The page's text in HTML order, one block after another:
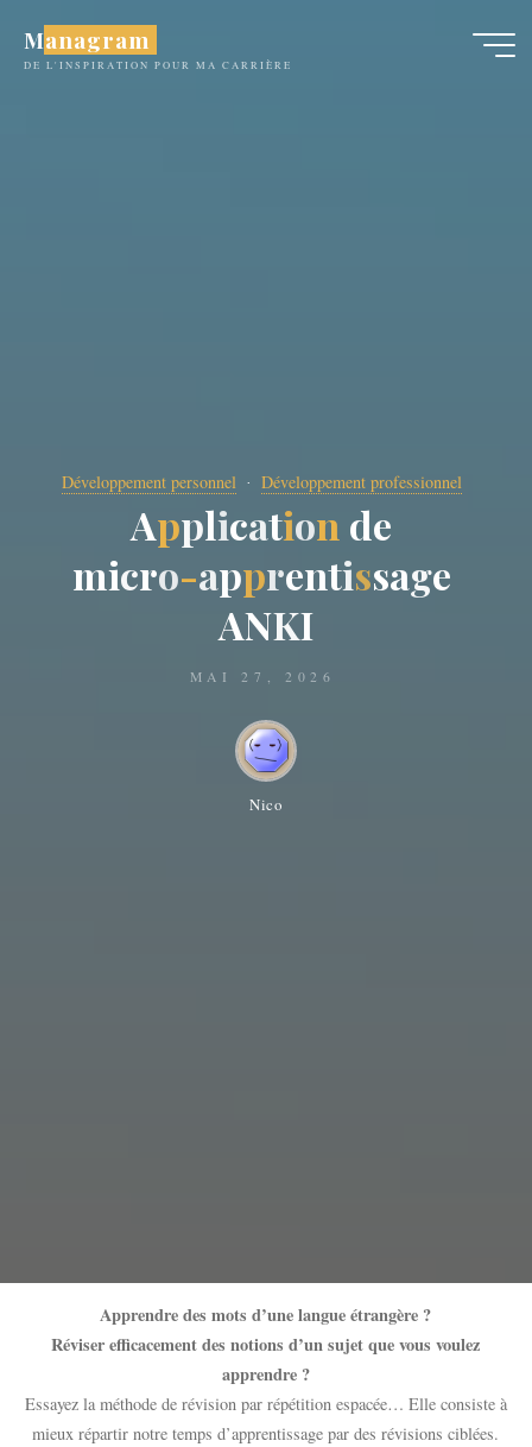
contenu
Managram
DE L'INSPIRATION POUR MA CARRIÈRE
Développement personnel Développement professionnel
Application de
micro-apprentissage
ANKI
MAI 27, 2026
Nico
Apprendre des mots d’une langue étrangère ?
Réviser efficacement des notions d’un sujet que vous voulez
apprendre ?
Essayez la méthode de révision par répétition espacée… Elle consiste à
mieux répartir notre temps d’apprentissage par des révisions ciblées.